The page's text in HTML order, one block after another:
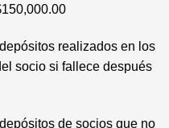
realizados en los
socio si fallece después
de socios que no